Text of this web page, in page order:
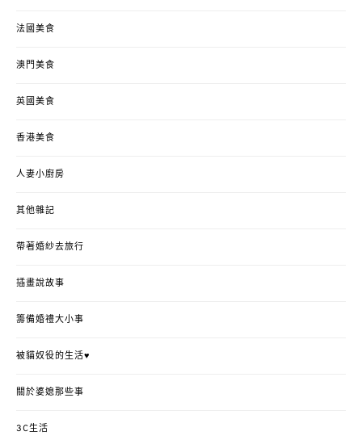
法國美食
澳門美食
英國美食
香港美食
人妻小廚房
其他雜記
帶著婚紗去旅行
插畫說故事
籌備婚禮大小事
被貓奴役的生活♥
關於婆媳那些事
3C生活